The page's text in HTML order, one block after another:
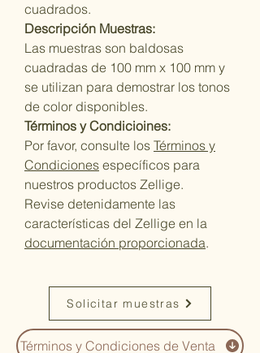
cuadrados.
Descripción Muestras:
Las muestras son baldosas
cuadradas de 100 mm x 100 mm y
se utilizan para demostrar los tonos
de color disponibles.
Términos y Condicioines:
Por favor, consulte los Términos y
Condiciones específicos para
nuestros productos Zellige.
Revise detenidamente las
características del Zellige en la
documentación proporcionada.
Solicitar muestras
Términos y Condiciones de Venta